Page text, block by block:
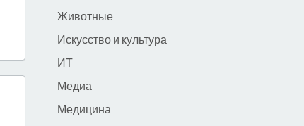
Животные
Искусство и культура
ИТ
Медиа
Медицина